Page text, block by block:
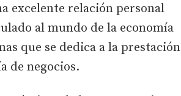
excelente relación personal
al mundo de la economía
que se dedica a la prestación
de negocios.